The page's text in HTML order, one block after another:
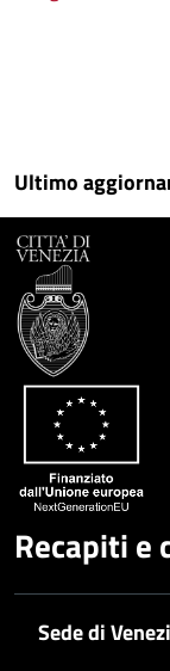
Ultimo
Recapiti e
Sede di